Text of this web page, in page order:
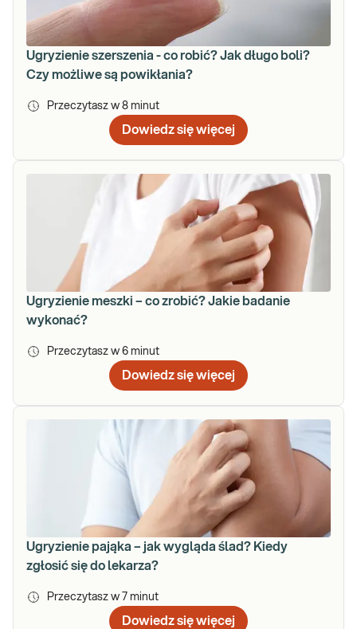
Ugryzienie szerszenia - co robić? Jak długo boli?
Czy możliwe są powikłania?
Przeczytasz w 8 minut
Dowiedz się więcej
Ugryzienie meszki – co zrobić? Jakie badanie
wykonać?
Przeczytasz w 6 minut
Dowiedz się więcej
Ugryzienie pająka – jak wygląda ślad? Kiedy
zgłosić się do lekarza?
Przeczytasz w 7 minut
Dowiedz się więcej